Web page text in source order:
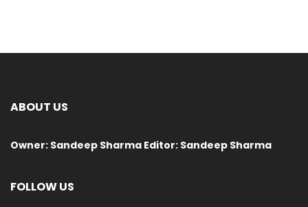
ABOUT US
Owner: Sandeep Sharma Editor: Sandeep Sharma
FOLLOW US